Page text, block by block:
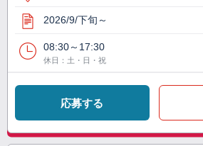
2026/9/下旬～
08:30～17:30
休日：土・日・祝
応募する